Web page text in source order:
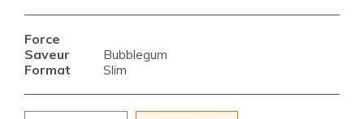
Force
Saveur
Bubblegum
Format Slim